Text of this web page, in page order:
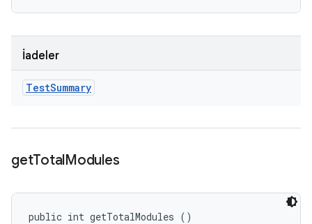
İadeler
TestSummary
getTotalModules
public int getTotalModules ()